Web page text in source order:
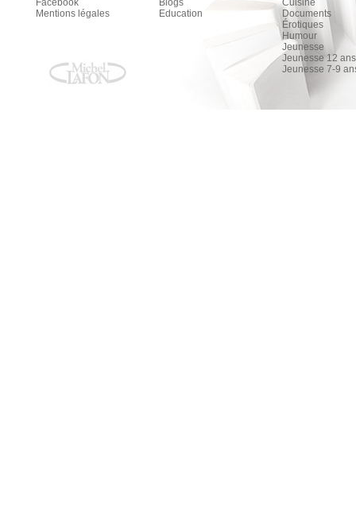
Facebook
Mentions légales
Blogs
Education
Cuisine
Documents
Érotiques
Humour
Jeunesse
Jeunesse 12
Jeunesse 7-9